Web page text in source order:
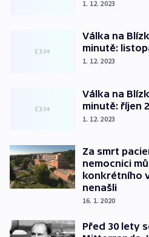
1. 12. 2023
Válka na
minutě:
1. 12. 2023
Válka na
minutě: říjen
1. 12. 2023
Za smrt
nemocnici
konkrétního
nenašli
16. 1. 2020
Před 30 lety